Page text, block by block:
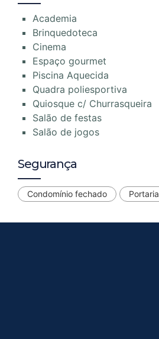
Academia
Brinquedoteca
Cinema
Espaço gourmet
Piscina Aquecida
Quadra poliesportiva
Quiosque c/ Churrasqueira
Salão de festas
Salão de jogos
Segurança
Condomínio fechado Portaria